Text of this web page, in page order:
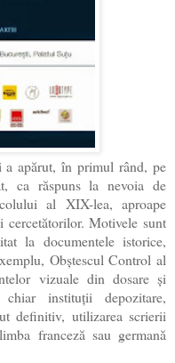
apărut, în primul rând, pe
ca răspuns la nevoia de
al XIX-lea, aproape
Motivele sunt
la documentele istorice,
Obştescul Control al
vizuale din dosare şi
instituţii depozitare,
definitiv, utilizarea scrierii
franceză sau germană